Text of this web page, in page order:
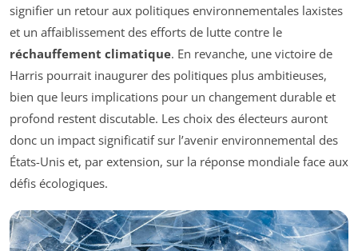
signifier un retour aux politiques environnementales laxistes
et un affaiblissement des efforts de lutte contre le
réchauffement climatique. En revanche, une victoire de
Harris pourrait inaugurer des politiques plus ambitieuses,
bien que leurs implications pour un changement durable et
profond restent discutable. Les choix des électeurs auront
donc un impact significatif sur l’avenir environnemental des
États-Unis et, par extension, sur la réponse mondiale face aux
défis écologiques.